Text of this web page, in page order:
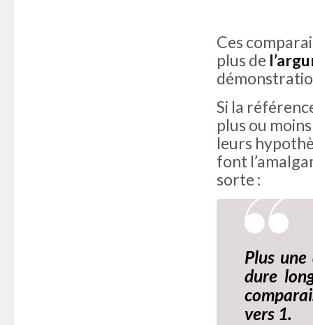
Ces
plus de
Si la
plus ou
leurs
font
sorte :
Plus
dure
vers 1.